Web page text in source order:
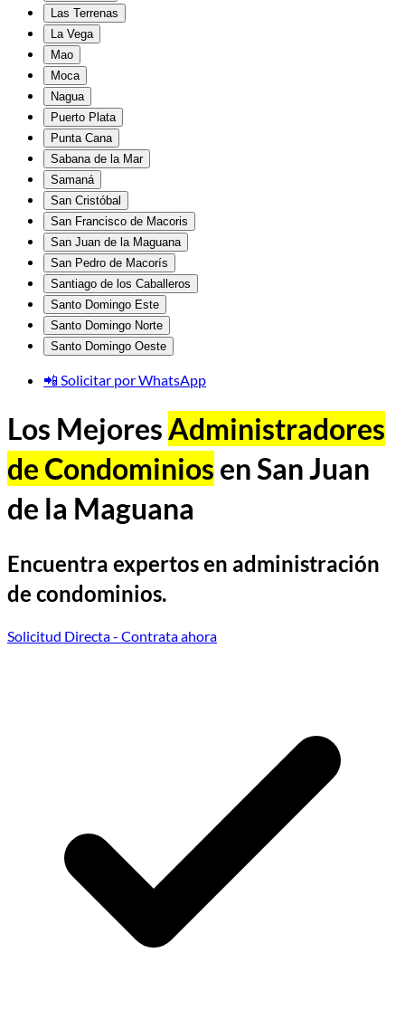
Las Terrenas
La Vega
Mao
Moca
Nagua
Puerto Plata
Punta Cana
Sabana de la Mar
Samaná
San Cristóbal
San Francisco de Macoris
San Juan de la Maguana
San Pedro de Macorís
Santiago de los Caballeros
Santo Domingo Este
Santo Domingo Norte
Santo Domingo Oeste
📲 Solicitar por WhatsApp
Los MejoresAdministradores
de Condominios en San Juan
de la Maguana
Encuentra expertos en administración
de condominios.
Solicitud Directa- Contrata ahora